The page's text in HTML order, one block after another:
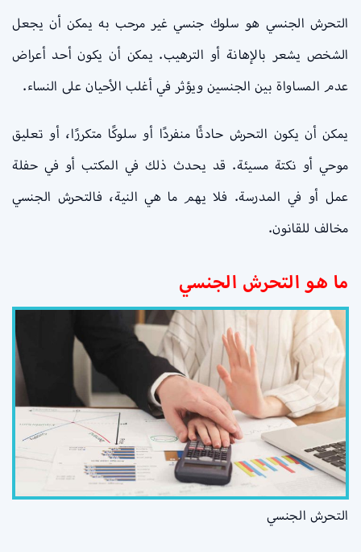
التحرش الجنسي هو سلوك جنسي غير مرحب به يمكن أن يجعل
الشخص يشعر بالإهانة أو الترهيب. يمكن أن يكون أحد أعراض
عدم المساواة بين الجنسين ويؤثر في أغلب الأحيان على النساء.
يمكن أن يكون التحرش حادثًا منفردًا أو سلوكًا متكررًا، أو تعليق
موحي أو نكتة مسيئة. قد يحدث ذلك في المكتب أو في حفلة
عمل أو في المدرسة. فلا يهم ما هي النية، فالتحرش الجنسي
مخالف للقانون.
ما هو التحرش الجنسي
التحرش الجنسي